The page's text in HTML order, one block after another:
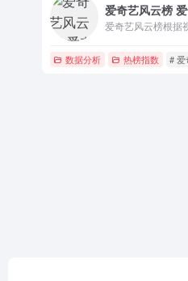
爱奇艺风云榜
数据分析 热榜指数 # 爱